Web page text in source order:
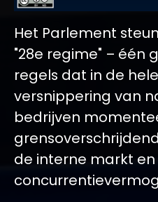
Het Parlement
"28e regime" – één
regels dat in de
versnippering van
bedrijven
de interne markt en